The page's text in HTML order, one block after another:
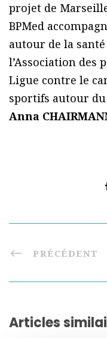
projet de
BPMed
autour de la
l’Association des
Ligue contre le
sportifs autour du
Anna
PRÉCÉDENT
Articles